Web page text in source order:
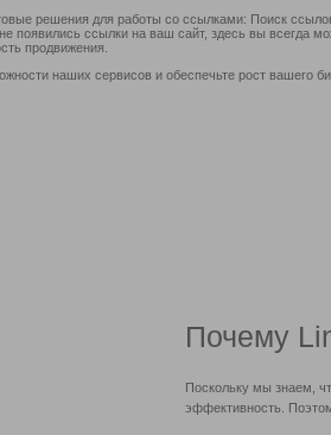
решения для работы со ссылками: Поиск
появились ссылки на ваш сайт, здесь вы всегда
продвижения.
наших сервисов и обеспечьте рост вашего
Почему
Поскольку мы знаем,
эффективность.